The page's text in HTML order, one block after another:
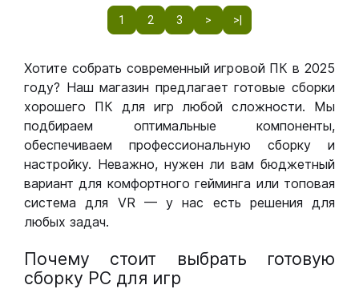
1 2 3 > >|
Хотите собрать современный игровой ПК в 2025
году? Наш магазин предлагает готовые сборки
хорошего ПК для игр любой сложности. Мы
подбираем оптимальные компоненты,
обеспечиваем профессиональную сборку и
настройку. Неважно, нужен ли вам бюджетный
вариант для комфортного гейминга или топовая
система для VR — у нас есть решения для
любых задач.
Почему стоит выбрать готовую
сборку РС для игр